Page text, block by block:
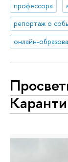
профессора
репортаж о
онлайн-